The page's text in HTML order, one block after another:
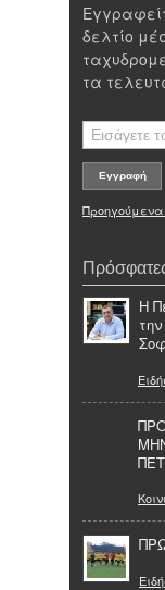
δελτίο
τα
Προηγούμενα
Η